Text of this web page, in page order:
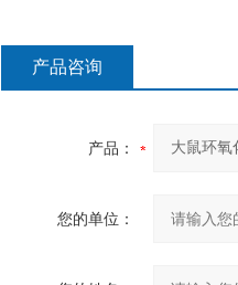
产品咨询
产品：
您的单位：